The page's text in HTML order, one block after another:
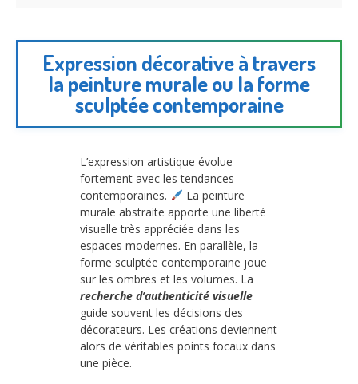
Expression décorative à travers
la peinture murale ou la forme
sculptée contemporaine
L’expression artistique évolue
fortement avec les tendances
contemporaines.
La peinture
murale abstraite apporte une liberté
visuelle très appréciée dans les
espaces modernes. En parallèle, la
forme sculptée contemporaine joue
sur les ombres et les volumes. La
recherche d’authenticité visuelle
guide souvent les décisions des
décorateurs. Les créations deviennent
alors de véritables points focaux dans
une pièce.